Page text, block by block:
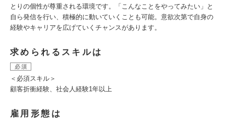
とりの個性が尊重される環境です。「こんなことをやってみたい」と
自ら発信を行い、積極的に動いていくことも可能。意欲次第で自身の
経験やキャリアを広げていくチャンスがあります。
求められるスキルは
必須
＜必須スキル＞
顧客折衝経験、社会人経験1年以上
雇用形態は